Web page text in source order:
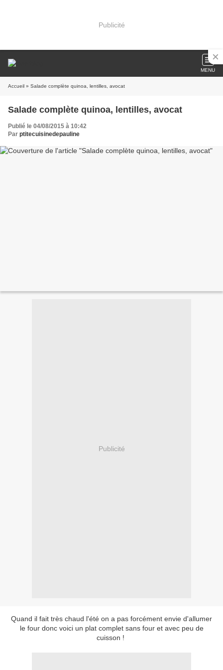
Publicité
MENU
Accueil » Salade complète quinoa, lentilles, avocat
Salade complète quinoa, lentilles, avocat
Publié le 04/08/2015 à 10:42
Par ptitecuisinedepauline
Publicité
Quand il fait très chaud l'été on a pas forcément envie d'allumer
le four donc voici un plat complet sans four et avec peu de
cuisson !